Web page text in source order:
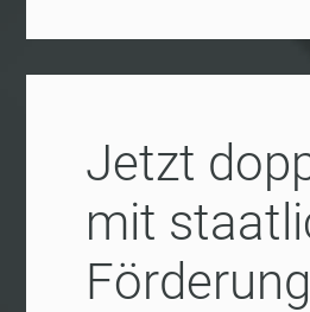
Jetzt
mit
Förderung